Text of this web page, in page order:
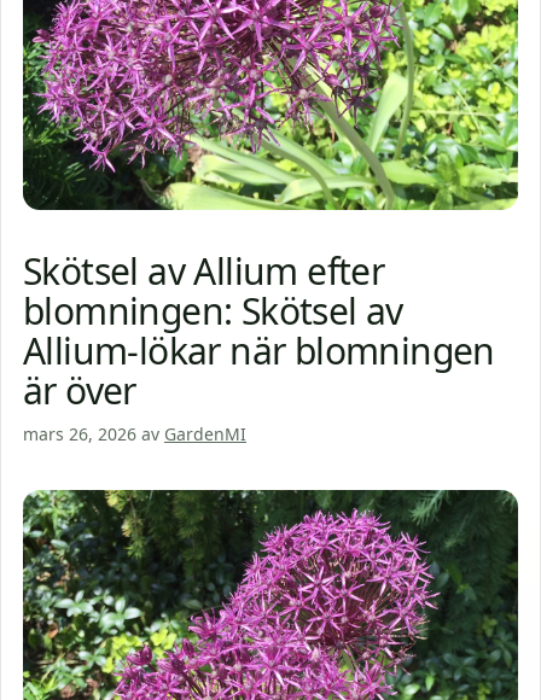
Skötsel av Allium efter
blomningen: Skötsel av
Allium-lökar när blomningen
är över
mars 26, 2026 av GardenMI